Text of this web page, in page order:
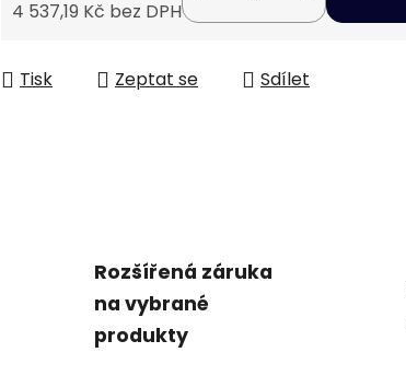
4 537,19 Kč bez DPH
Tisk Zeptat se Sdílet
Rozšířená záruka
na vybrané
produkty